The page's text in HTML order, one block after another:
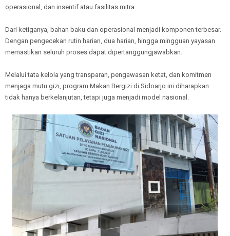
operasional, dan insentif atau fasilitas mitra.
Dari ketiganya, bahan baku dan operasional menjadi komponen terbesar.
Dengan pengecekan rutin harian, dua harian, hingga mingguan yayasan
memastikan seluruh proses dapat dipertanggungjawabkan.
Melalui tata kelola yang transparan, pengawasan ketat, dan komitmen
menjaga mutu gizi, program Makan Bergizi di Sidoarjo ini diharapkan
tidak hanya berkelanjutan, tetapi juga menjadi model nasional.